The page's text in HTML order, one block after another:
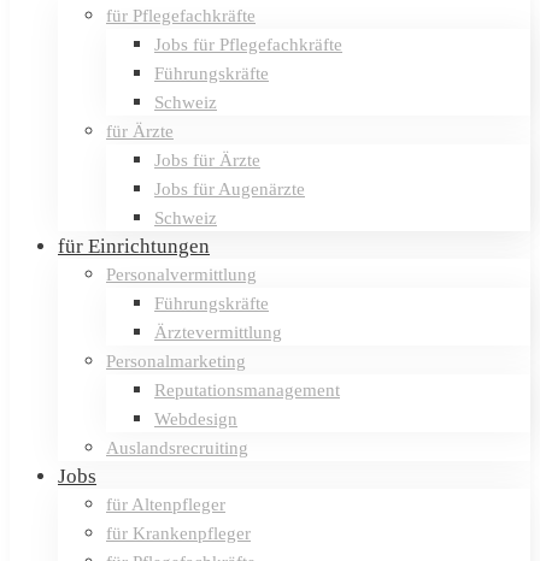
für Pflegefachkräfte
Jobs für Pflegefachkräfte
Führungskräfte
Schweiz
für Ärzte
Jobs für Ärzte
Jobs für Augenärzte
Schweiz
für Einrichtungen
Personalvermittlung
Führungskräfte
Ärztevermittlung
Personalmarketing
Reputationsmanagement
Webdesign
Auslandsrecruiting
Jobs
für Altenpfleger
für Krankenpfleger